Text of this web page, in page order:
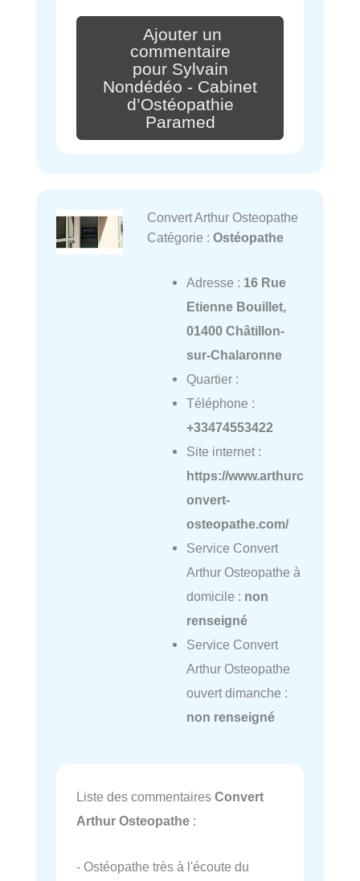
Ajouter un
commentaire
pour Sylvain
Nondédéo - Cabinet
d’Ostéopathie
Paramed
Convert Arthur Osteopathe
Catégorie : Ostéopathe
Adresse : 16 Rue
Etienne Bouillet,
01400 Châtillon-
sur-Chalaronne
Quartier :
Téléphone :
+33474553422
Site internet :
https://www.arthurc
onvert-
osteopathe.com/
Service Convert
Arthur Osteopathe à
domicile : non
renseigné
Service Convert
Arthur Osteopathe
ouvert dimanche :
non renseigné
Liste des commentaires Convert
Arthur Osteopathe :
- Ostéopathe très à l'écoute du